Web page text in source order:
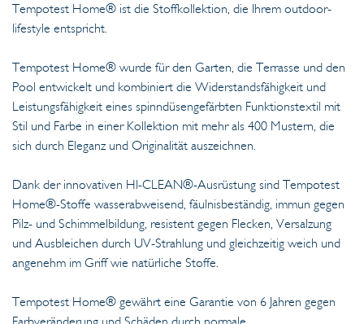
Tempotest Home® ist die Stoffkollektion, die Ihrem outdoor-
lifestyle entspricht.
Tempotest Home® wurde für den Garten, die Terrasse und den
Pool entwickelt und kombiniert die Widerstandsfähigkeit und
Leistungsfähigkeit eines spinndüsengefärbten Funktionstextil mit
Stil und Farbe in einer Kollektion mit mehr als 400 Mustern, die
sich durch Eleganz und Originalität auszeichnen.
Dank der innovativen HI-CLEAN®-Ausrüstung sind Tempotest
Home®-Stoffe wasserabweisend, fäulnisbeständig, immun gegen
Pilz- und Schimmelbildung, resistent gegen Flecken, Versalzung
und Ausbleichen durch UV-Strahlung und gleichzeitig weich und
angenehm im Griff wie natürliche Stoffe.
Tempotest Home® gewährt eine Garantie von 6 Jahren gegen